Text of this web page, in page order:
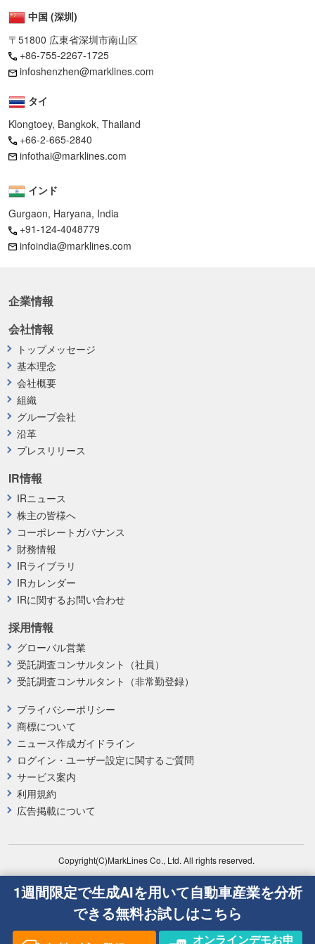
中国 (深圳)
〒51800 広東省深圳市南山区
+86-755-2267-1725
infoshenzhen@marklines.com
タイ
Klongtoey, Bangkok, Thailand
+66-2-665-2840
infothai@marklines.com
インド
Gurgaon, Haryana, India
+91-124-4048779
infoindia@marklines.com
企業情報
プライバシーポリシー
商標について
ニュース作成ガイドライン
ログイン・ユーザー設定に関するご質問
サービス案内
利用規約
広告掲載について
採用情報
グローバル営業
受託調査コンサルタント（社員）
受託調査コンサルタント（非常勤登録）
会社情報
トップメッセージ
基本理念
会社概要
組織
グループ会社
沿革
プレスリリース
IR情報
IRニュース
株主の皆様へ
コーポレートガバナンス
財務情報
IRライブラリ
IRカレンダー
IRに関するお問い合わせ
Copyright(C)MarkLines Co., Ltd. All rights reserved.
1週間限定で生成AIを用いて自動車産業を分析
できる無料お試しはこちら
オンラインデモお申